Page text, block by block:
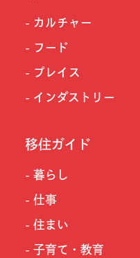
カルチャー
フード
プレイス
インダストリー
移住ガイド
暮らし
仕事
住まい
子育て・教育